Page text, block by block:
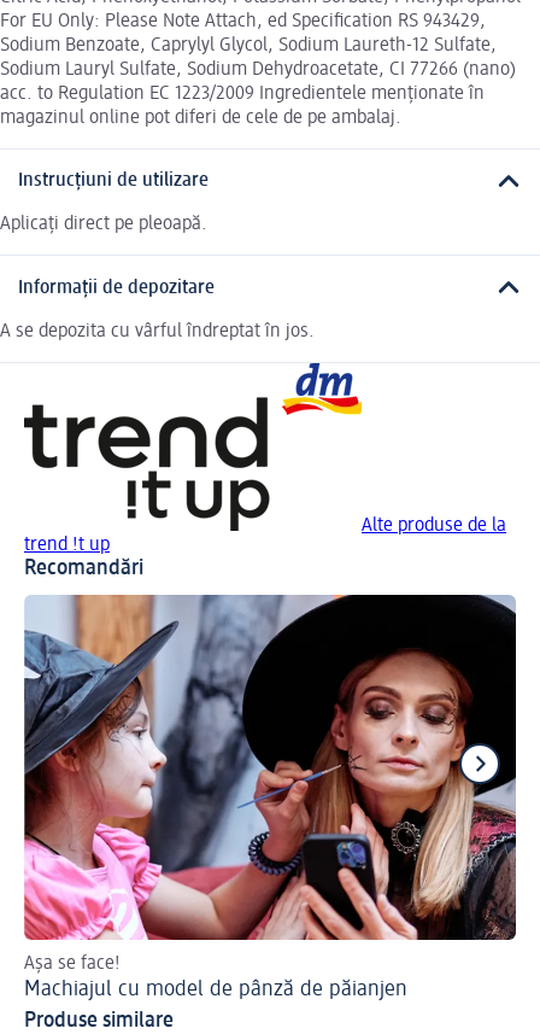
For EU Only: Please Note Attach, ed Specification RS 943429,
Sodium Benzoate, Caprylyl Glycol, Sodium Laureth-12 Sulfate,
Sodium Lauryl Sulfate, Sodium Dehydroacetate, CI 77266 (nano)
acc. to Regulation EC 1223/2009 Ingredientele menționate în
magazinul online pot diferi de cele de pe ambalaj.
Instrucțiuni de utilizare
Aplicați direct pe pleoapă.
Informații de depozitare
A se depozita cu vârful îndreptat în jos.
Alte produse de la
trend !t up
Recomandări
Așa se face!
Machiajul cu model de pânză de păianjen
Produse similare